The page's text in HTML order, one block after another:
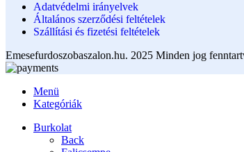
Adatvédelmi irányelvek
Általános szerződési feltételek
Szállítási és fizetési feltételek
Emesefurdoszobaszalon.hu. 2025 Minden jog
Menü
Kategóriák
Burkolat
Back